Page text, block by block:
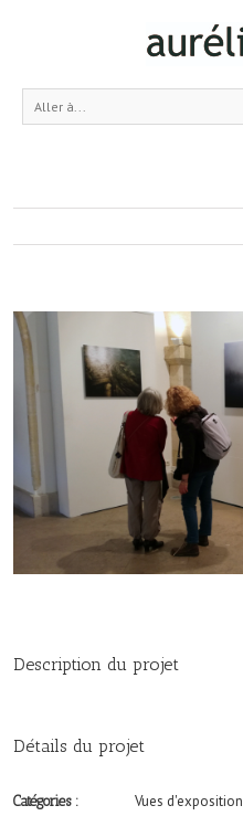
Aller à...
Description du projet
Détails du projet
Catégories : Vues d'exposition